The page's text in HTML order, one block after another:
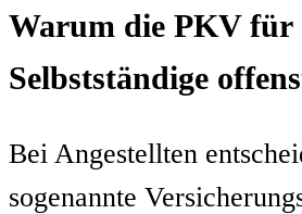
Warum die PKV für
Selbstständige
Bei Angestellten
sogenannte